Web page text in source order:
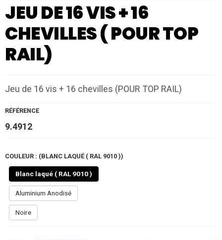
JEU DE 16 VIS + 16
CHEVILLES ( POUR TOP
RAIL)
Jeu de 16 vis + 16 chevilles (POUR TOP RAIL)
RÉFÉRENCE
9.4912
COULEUR : (BLANC LAQUÉ ( RAL 9010 ))
Blanc laqué ( RAL 9010 )
Aluminium Anodisé
Noire